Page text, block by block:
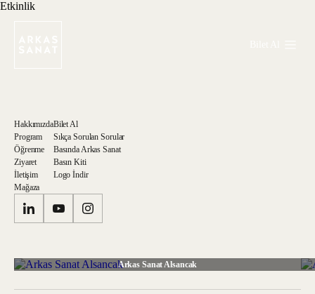
Etkinlik
Hakkımızda
Program
Öğrenme
Ziyaret
İletişim
Mağaza
Bilet Al
Sıkça Sorulan Sorular
Basında Arkas Sanat
Basın Kiti
Logo İndir
Arkas Sanat Alsancak